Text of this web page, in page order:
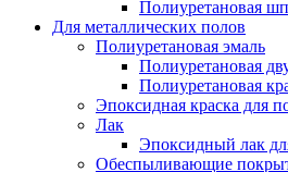
Полиуретановая
Для металлических полов
Полиуретановая эмаль
Полиуретановая
Полиуретановая
Эпоксидная краска для
Лак
Эпоксидный лак
Обеспыливающие